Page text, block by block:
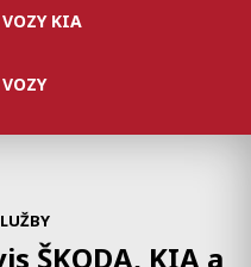
VOZY KIA
ŠKODA, KIA a